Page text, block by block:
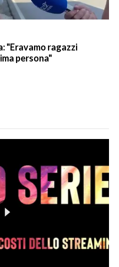
"Eravamo ragazzi
persona"